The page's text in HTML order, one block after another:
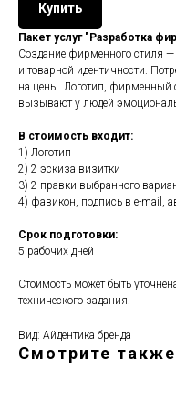
Купить
Пакет услуг "Разработка
Создание фирменного стиля —
и товарной идентичности.
на цены. Логотип, фирменный
вызывают у людей
В стоимость входит:
1) Логотип
2) 2 эскиза визитки
3) 2 правки выбранного
4) фавикон, подпись в e-mail,
Срок подготовки:
5 рабочих дней
Стоимость может быть
технического задания.
Вид: Айдентика бренда
Смотрите также